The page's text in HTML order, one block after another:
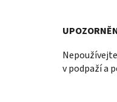
v podpaží a